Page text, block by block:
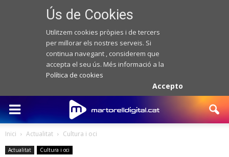
Ús de Cookies
Utilitzem cookies pròpies i de tercers
per millorar els nostres serveis. Si
continua navegant , considerem que
accepta el seu ús. Més informació a la
Política de cookies
Accepto
Inici Actualitat Cultura i oci
Actualitat Cultura i oci